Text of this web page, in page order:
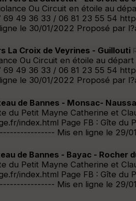
Ou Circuit en étoile au
69 49 36 33 / 06 81 23 55 54
le 30/01/2022 Proposé par
La Croix de Veyrines - Guillouti
Ou Circuit en étoile au
69 49 36 33 / 06 81 23 55 54
le 30/01/2022 Proposé par
de Bannes - Monsac-
du Petit Mayne Catherine et
index.html Page FB : Gîte
Mis en ligne le 29/
de Bannes - Bayac - Rocher
du Petit Mayne Catherine et
index.html Page FB : Gîte
Mis en ligne le 29/